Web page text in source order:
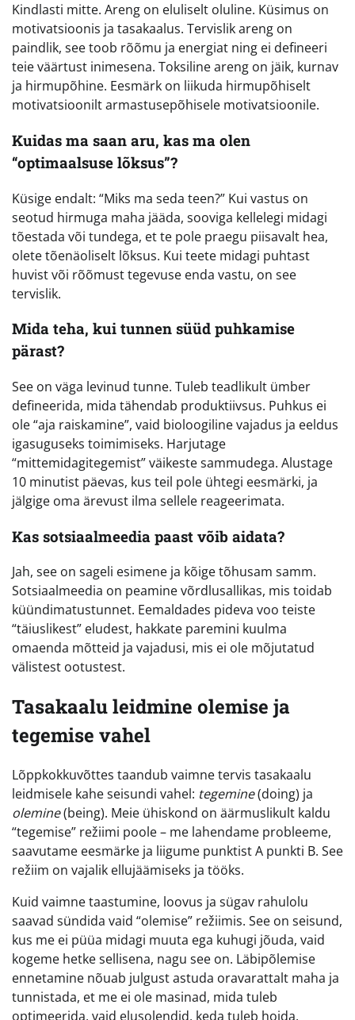
Kindlasti mitte. Areng on eluliselt oluline. Küsimus on
motivatsioonis ja tasakaalus. Tervislik areng on
paindlik, see toob rõõmu ja energiat ning ei defineeri
teie väärtust inimesena. Toksiline areng on jäik, kurnav
ja hirmupõhine. Eesmärk on liikuda hirmupõhiselt
motivatsioonilt armastusepõhisele motivatsioonile.
Kuidas ma saan aru, kas ma olen
“optimaalsuse lõksus”?
Küsige endalt: “Miks ma seda teen?” Kui vastus on
seotud hirmuga maha jääda, sooviga kellelegi midagi
tõestada või tundega, et te pole praegu piisavalt hea,
olete tõenäoliselt lõksus. Kui teete midagi puhtast
huvist või rõõmust tegevuse enda vastu, on see
tervislik.
Mida teha, kui tunnen süüd puhkamise
pärast?
See on väga levinud tunne. Tuleb teadlikult ümber
defineerida, mida tähendab produktiivsus. Puhkus ei
ole “aja raiskamine”, vaid bioloogiline vajadus ja eeldus
igasuguseks toimimiseks. Harjutage
“mittemidagitegemist” väikeste sammudega. Alustage
10 minutist päevas, kus teil pole ühtegi eesmärki, ja
jälgige oma ärevust ilma sellele reageerimata.
Kas sotsiaalmeedia paast võib aidata?
Jah, see on sageli esimene ja kõige tõhusam samm.
Sotsiaalmeedia on peamine võrdlusallikas, mis toidab
küündimatustunnet. Eemaldades pideva voo teiste
“täiuslikest” eludest, hakkate paremini kuulma
omaenda mõtteid ja vajadusi, mis ei ole mõjutatud
välistest ootustest.
Tasakaalu leidmine olemise ja
tegemise vahel
Lõppkokkuvõttes taandub vaimne tervis tasakaalu
leidmisele kahe seisundi vahel: tegemine(doing) ja
olemine(being). Meie ühiskond on äärmuslikult kaldu
“tegemise” režiimi poole – me lahendame probleeme,
saavutame eesmärke ja liigume punktist A punkti B. See
režiim on vajalik ellujäämiseks ja tööks.
Kuid vaimne taastumine, loovus ja sügav rahulolu
saavad sündida vaid “olemise” režiimis. See on seisund,
kus me ei püüa midagi muuta ega kuhugi jõuda, vaid
kogeme hetke sellisena, nagu see on. Läbipõlemise
ennetamine nõuab julgust astuda oravarattalt maha ja
tunnistada, et me ei ole masinad, mida tuleb
optimeerida, vaid elusolendid, keda tuleb hoida.